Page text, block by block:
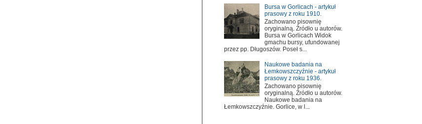
Bursa w Gorlicach - artykuł
prasowy z roku 1910.
Zachowano pisownię
oryginalną. Źródło u autorów.
Bursa w Gorlicach Widok
gmachu bursy, ufundowanej
przez pp. Długoszów. Poseł s...
Naukowe badania na
Łemkowszczyźnie - artykuł
prasowy z roku 1936.
Zachowano pisownię
oryginalną. Źródło u autorów.
Naukowe badania na
Łemkowszczyźnie. Gorlice, w l...